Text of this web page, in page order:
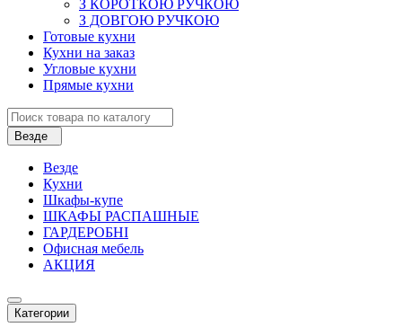
З КОРОТКОЮ РУЧКОЮ
З ДОВГОЮ РУЧКОЮ
Готовые кухни
Кухни на заказ
Угловые кухни
Прямые кухни
Везде
Везде
Кухни
Шкафы-купе
ШКАФЫ РАСПАШНЫЕ
ГАРДЕРОБНІ
Офисная мебель
АКЦИЯ
Категории